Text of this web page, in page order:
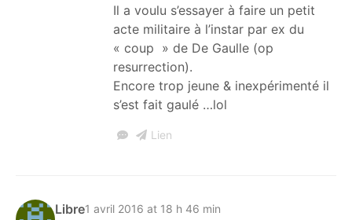
Il a voulu s’essayer à faire un petit
acte militaire à l’instar par ex du
« coup » de De Gaulle (op
resurrection).
Encore trop jeune & inexpérimenté il
s’est fait gaulé …lol
Lien
Libre1 avril 2016 at 18 h 46 min